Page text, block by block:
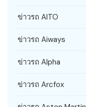
ข่าวรถ AITO
ข่าวรถ Aiways
ข่าวรถ Alpha
ข่าวรถ Arcfox